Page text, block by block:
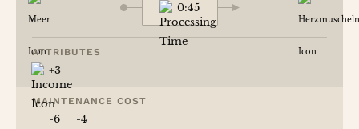
0:45
ATTRIBUTES
+3
MAINTENANCE COST
-6 -4